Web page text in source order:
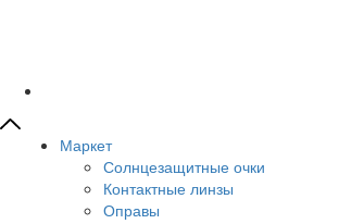
Маркет
Солнцезащитные очки
Контактные линзы
Оправы